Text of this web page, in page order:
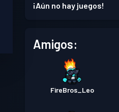
¡Aún no hay juegos!
Amigos:
FireBros_Leo